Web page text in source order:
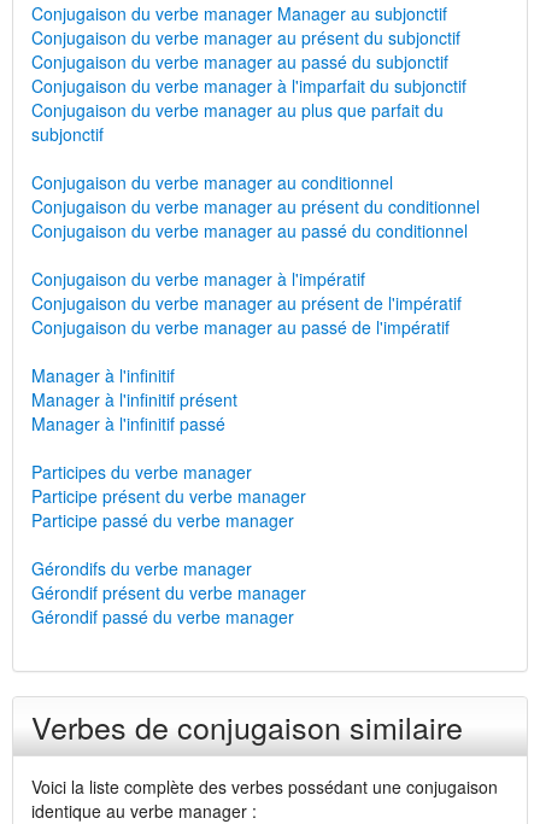
Conjugaison du verbe manager Manager au subjonctif
Conjugaison du verbe manager au présent du subjonctif
Conjugaison du verbe manager au passé du subjonctif
Conjugaison du verbe manager à l'imparfait du subjonctif
Conjugaison du verbe manager au plus que parfait du
subjonctif
Conjugaison du verbe manager au conditionnel
Conjugaison du verbe manager au présent du conditionnel
Conjugaison du verbe manager au passé du conditionnel
Conjugaison du verbe manager à l'impératif
Conjugaison du verbe manager au présent de l'impératif
Conjugaison du verbe manager au passé de l'impératif
Manager à l'infinitif
Manager à l'infinitif présent
Manager à l'infinitif passé
Participes du verbe manager
Participe présent du verbe manager
Participe passé du verbe manager
Gérondifs du verbe manager
Gérondif présent du verbe manager
Gérondif passé du verbe manager
Verbes de conjugaison similaire
Voici la liste complète des verbes possédant une conjugaison
identique au verbe manager :